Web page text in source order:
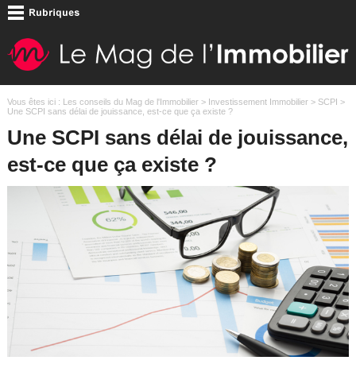
Vous êtes ici : Les conseils du Mag de l'Immobilier> Investissement Immobilier> SCPI >
Une SCPI sans délai de jouissance, est-ce que ça existe ?
Une SCPI sans délai de jouissance,
est-ce que ça existe ?